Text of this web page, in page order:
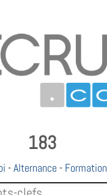
183
-Alternance - Formation